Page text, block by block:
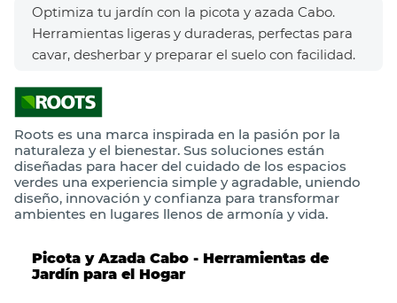
Optimiza tu jardín con la picota y azada Cabo.
Herramientas ligeras y duraderas, perfectas para
cavar, desherbar y preparar el suelo con facilidad.
Roots es una marca inspirada en la pasión por la
naturaleza y el bienestar. Sus soluciones están
diseñadas para hacer del cuidado de los espacios
verdes una experiencia simple y agradable, uniendo
diseño, innovación y confianza para transformar
ambientes en lugares llenos de armonía y vida.
Picota yAzada Cabo - Herramientas de
Jardín para el Hogar